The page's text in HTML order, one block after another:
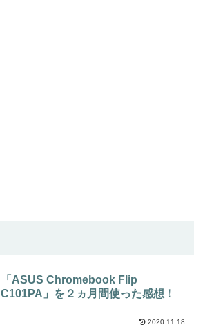
「ASUS Chromebook Flip
C101PA」を２ヵ月間使った感想！
2020.11.18